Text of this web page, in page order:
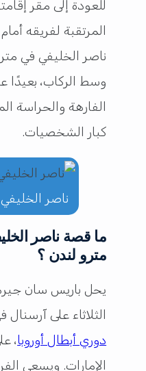
للعودة إلى مقر
المرتقبة لفريقه
ناصر الخليفي في
وسط الركاب، بعيدًا
الفارهة والحراسة
كبار الشخصيات.
ناصر الخليفي
ما قصة ناصر
مترو لندن ؟
يحل باريس سان
الثلاثاء على
دوري أبطال أوروبا،
الإمارات. ويسعى